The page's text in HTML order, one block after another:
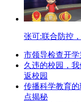
张可:联合防控
市领导检查开
久违的校园，
返校园
传播科学教育
点揭秘